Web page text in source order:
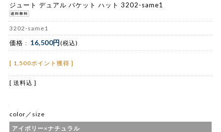
ジュート デュアル バケット ハット 3202-same1
3202-same1
価格 : 16,500円(税込)
[ 1,500ポイント獲得 ]
[ 送料込 ]
color／size
アイボリー×ナチュラル